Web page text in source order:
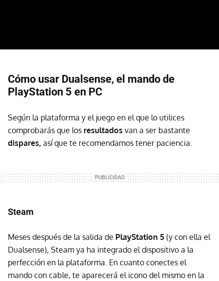
Cómo usar Dualsense, el mando de
PlayStation 5 en PC
Según la plataforma y el juego en el que lo utilices
comprobarás que los resultados van a ser bastante
dispares, así que te recomendamos tener paciencia.
Steam
Meses después de la salida de PlayStation 5 (y con ella el
Dualsense), Steam ya ha integrado el dispositivo a la
perfección en la plataforma. En cuanto conectes el
mando con cable, te aparecerá el icono del mismo en la